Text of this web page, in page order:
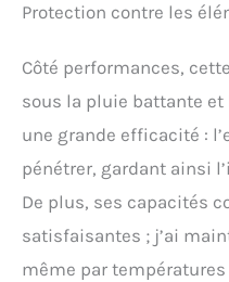
Protection contre les
Côté performances,
sous la pluie battante
une grande efficacité :
pénétrer, gardant ainsi
De plus, ses capacités
satisfaisantes ; j’ai
même par températures